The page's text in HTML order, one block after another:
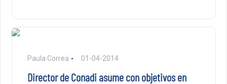
Paula Correa 01-04-2014
Director de Conadi asume con objetivos en